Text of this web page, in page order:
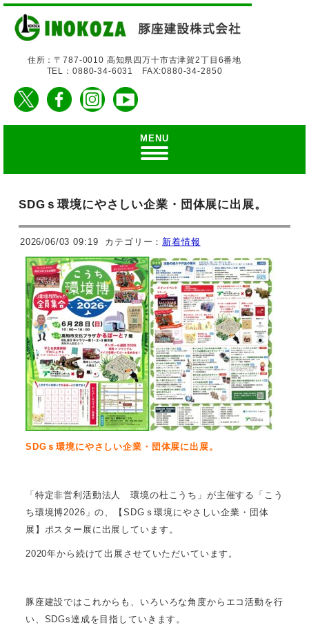
住所：〒787-0010 高知県四万十市古津賀2丁目6番地
TEL：0880-34-6031 FAX:0880-34-2850
MENU
SDGｓ環境にやさしい企業・団体展に出展。
2026/06/03 09:19 カテゴリー： 新着情報
SDGｓ環境にやさしい企業・団体展に出展。
「特定非営利活動法人 環境の杜こうち」が主催する「こう
ち環境博2026」の、【SDGｓ環境にやさしい企業・団体
展】ポスター展に出展しています。
2020年から続けて出展させていただいています。
豚座建設ではこれからも、いろいろな角度からエコ活動を行
い、SDGs達成を目指していきます。